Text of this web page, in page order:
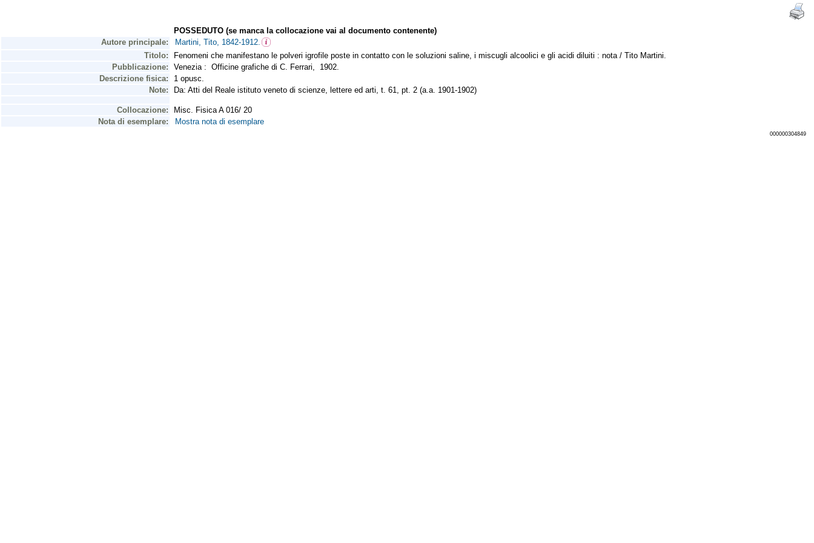
POSSEDUTO (se manca la collocazione vai al documento contenente)
Autore principale:
Martini, Tito, 1842-1912.
Titolo:
Fenomeni che manifestano le polveri igrofile poste in contatto con le soluzioni saline, i miscugli alcoolici e gli acidi diluiti : nota / Tito Martini.
Pubblicazione:
Venezia : Officine grafiche di C. Ferrari, 1902.
Descrizione fisica:
1 opusc.
Note:
Da: Atti del Reale istituto veneto di scienze, lettere ed arti, t. 61, pt. 2 (a.a. 1901-1902)
Collocazione:
Misc. Fisica A 016/ 20
Nota di esemplare:
Mostra nota di esemplare
000000304849